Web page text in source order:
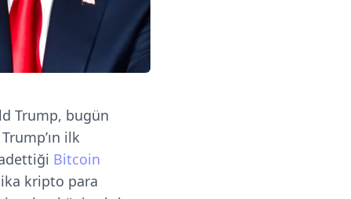
Trump, bugün
ilk
Bitcoin
kripto para